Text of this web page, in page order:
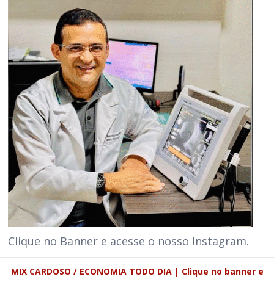
Clique no Banner e acesse o nosso Instagram.
MIX CARDOSO / ECONOMIA TODO DIA | Clique no banner e